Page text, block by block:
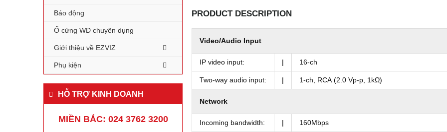
PRODUCT DESCRIPTION
Video/Audio Input
IP video input: | 16-ch
Two-way audio input: | 1-ch, RCA (2.0 Vp-p, 1kΩ)
Network
Incoming bandwidth: | 160Mbps
Báo động
Ổ cứng WD chuyên dụng
Giới thiệu về EZVIZ
Phụ kiện
HỖ TRỢ KINH DOANH
MIỀN BẮC: 024 3762 3200